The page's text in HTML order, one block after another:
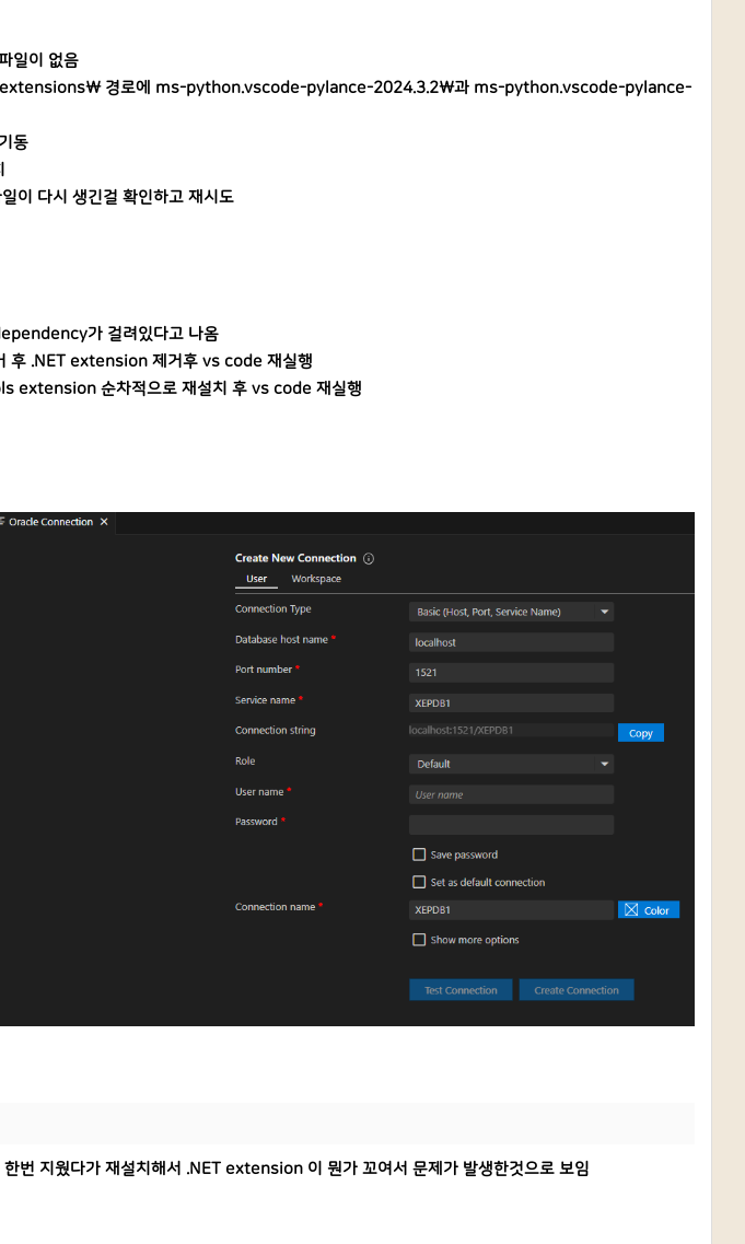
일이 없음
경로에 ms-python.vscode-pylance-2024.3.2\과 ms-python.vscode-pylance-
동
이 다시 생긴걸 확인하고 재시도
가 걸려있다고 나옴
.NET extension 제거후 vs code 재실행
extension 순차적으로 재설치 후 vs code 재실행
번 지웠다가 재설치해서 .NET extension 이 뭔가 꼬여서 문제가 발생한것으로 보임